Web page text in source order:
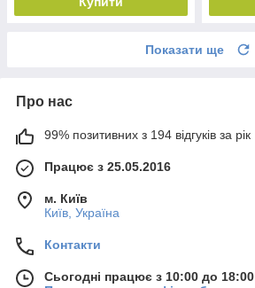
Показати ще
Про нас
99% позитивних з 194 відгуків за рік
Працює з 25.05.2016
м. Київ
Київ, Україна
Контакти
Сьогодні працює з 10:00 до 18:00